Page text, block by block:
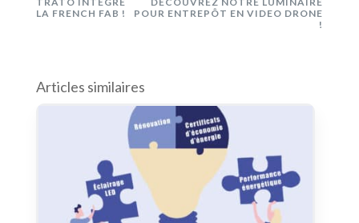
LA FRENCH FAB !
POUR ENTREPÔT EN VIDEO DRONE
!
Articles similaires